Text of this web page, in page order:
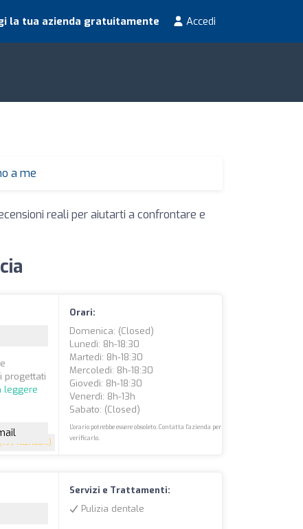
la tua azienda gratuitamente Accedi
a me
reali per aiutarti a confrontare e
(199 recensioni)
progettati
leggere
Orari:
Domenica: (closed)
Lunedì: 8h-18:30
Martedì: 8h-18:30
Mercoledì: 8h-18:30
Giovedì: 8h-18:30
Venerdì: 8h-13h
Sabato: (closed)
L'orario potrebbe essere obsoleto. Contatta l'azienda per
verificarlo.
Servizi e Trattamenti:
Pulizia dentale